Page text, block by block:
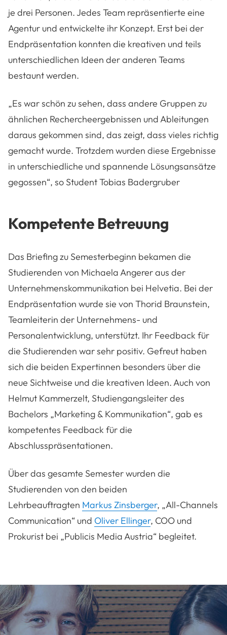
je drei Personen. Jedes Team repräsentierte eine
Agentur und entwickelte ihr Konzept. Erst bei der
Endpräsentation konnten die kreativen und teils
unterschiedlichen Ideen der anderen Teams
bestaunt werden.
„Es war schön zu sehen, dass andere Gruppen zu
ähnlichen Rechercheergebnissen und Ableitungen
daraus gekommen sind, das zeigt, dass vieles richtig
gemacht wurde. Trotzdem wurden diese Ergebnisse
in unterschiedliche und spannende Lösungsansätze
gegossen“, so Student Tobias Badergruber
Kompetente Betreuung
Das Briefing zu Semesterbeginn bekamen die
Studierenden von Michaela Angerer aus der
Unternehmenskommunikation bei Helvetia. Bei der
Endpräsentation wurde sie von Thorid Braunstein,
Teamleiterin der Unternehmens- und
Personalentwicklung, unterstützt. Ihr Feedback für
die Studierenden war sehr positiv. Gefreut haben
sich die beiden Expertinnen besonders über die
neue Sichtweise und die kreativen Ideen. Auch von
Helmut Kammerzelt, Studiengangsleiter des
Bachelors „Marketing & Kommunikation“, gab es
kompetentes Feedback für die
Abschlusspräsentationen.
Über das gesamte Semester wurden die
Studierenden von den beiden
Lehrbeauftragten Markus Zinsberger, „All-Channels
Communication“ und Oliver Ellinger, COO und
Prokurist bei „Publicis Media Austria“ begleitet.